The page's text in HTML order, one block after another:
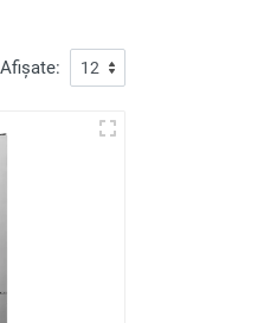
Afișate: